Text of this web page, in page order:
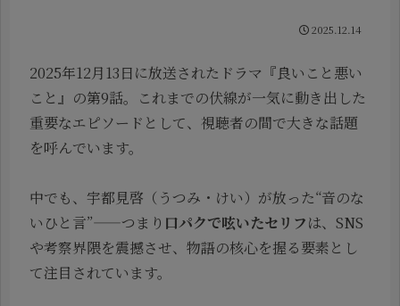
2025.12.14
2025年12月13日に放送されたドラマ『良いこと悪い
こと』の第9話。これまでの伏線が一気に動き出した
重要なエピソードとして、視聴者の間で大きな話題
を呼んでいます。
中でも、宇都見啓（うつみ・けい）が放った“音のな
いひと言”——つまり 口パクで呟いたセリフは、SNS
や考察界隈を震撼させ、物語の核心を握る要素とし
て注目されています。